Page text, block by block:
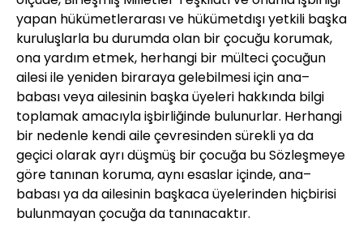
yapan hükümetlerarası ve hükümetdışı yetkili başka
kuruluşlarla bu durumda olan bir çocuğu korumak,
ona yardım etmek, herhangi bir mülteci çocuğun
ailesi ile yeniden biraraya gelebilmesi için ana–
babası veya ailesinin başka üyeleri hakkında bilgi
toplamak amacıyla işbirliğinde bulunurlar. Herhangi
bir nedenle kendi aile çevresinden sürekli ya da
geçici olarak ayrı düşmüş bir çocuğa bu Sözleşmeye
göre tanınan koruma, aynı esaslar içinde, ana–
babası ya da ailesinin başkaca üyelerinden hiçbirisi
bulunmayan çocuğa da tanınacaktır.